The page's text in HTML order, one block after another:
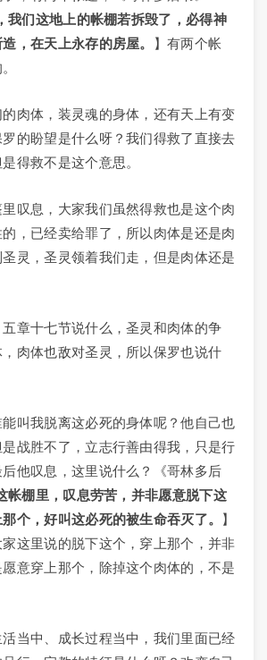
我们这地上的帐棚若拆毁了，必得神
，在天上永存的房屋。
】有两个帐
肉体，装灵魂的身体，还有天上有变
的盼望是什么呀？我们得救了直接去
得救不是这个意思。
叹息，大家我们虽然得救也是这个肉
，已经卖给罪了，所以肉体是还是肉
灵，圣灵领着我们走，但是肉体还是
章十七节说什么，圣灵和肉体的争
肉体也敌对圣灵，所以保罗也说什
叫我脱离这必死的身体呢？他自己也
战胜不了，立志行善由得我，只是行
他叹息，这里说什么？《哥林多后
帐棚里，叹息劳苦，并非愿意脱下这
个，好叫这必死的被生命吞灭了。
】
这里说的脱下这个，穿上那个，并非
意穿上那个，除掉这个肉体的，不是
当中、成长过程当中，我们里面已经